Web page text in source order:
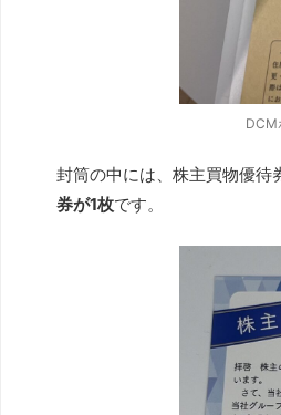
DCM
封筒の中には、株主買物優待
券が1枚です。